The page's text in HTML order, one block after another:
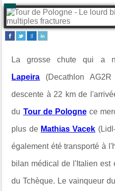
La grosse chute qui a
Lapeira (Decathlon
descente à 22 km de
du Tour de Polognece
plus de Mathias Vacek
également été transporté à
bilan médical de l'Italien est
du Tchèque. Le vainqueur du